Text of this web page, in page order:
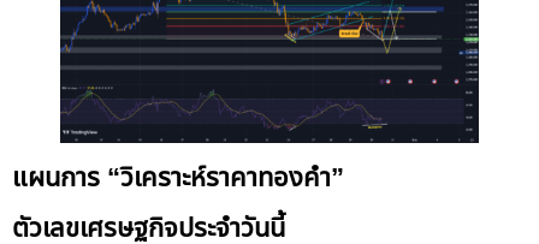
แผนการ “วิเคราะห์ราคาทองคำ”
ตัวเลขเศรษฐกิจประจำวันนี้